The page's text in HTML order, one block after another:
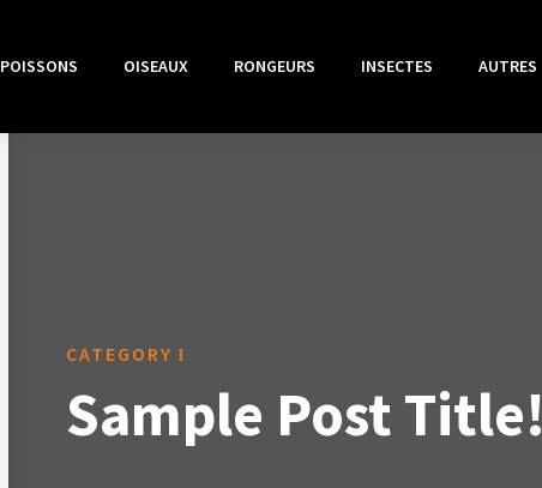
POISSONS OISEAUX RONGEURS INSECTES AUTRES
CATEGORY I
Sample Post Title!